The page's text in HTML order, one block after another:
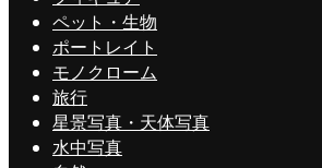
ペット・生物
ポートレイト
モノクローム
旅行
星景写真・天体写真
水中写真